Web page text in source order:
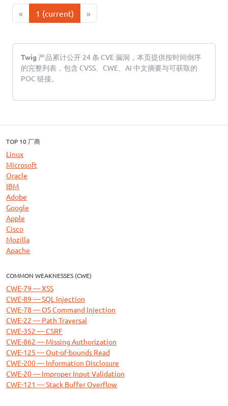
« 1 (current) »
Twig 产品累计公开 24 条 CVE 漏洞，本页提供按时间倒序
的完整列表，包含 CVSS、CWE、AI 中文摘要与可获取的
POC 链接。
TOP 10 厂商
Linux
Microsoft
Oracle
IBM
Adobe
Google
Apple
Cisco
Mozilla
Apache
COMMON WEAKNESSES (CWE)
CWE-79 — XSS
CWE-89 — SQL Injection
CWE-78 — OS Command Injection
CWE-22 — Path Traversal
CWE-352 — CSRF
CWE-862 — Missing Authorization
CWE-125 — Out-of-bounds Read
CWE-200 — Information Disclosure
CWE-20 — Improper Input Validation
CWE-121 — Stack Buffer Overflow